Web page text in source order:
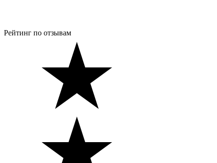
Рейтинг по отзывам